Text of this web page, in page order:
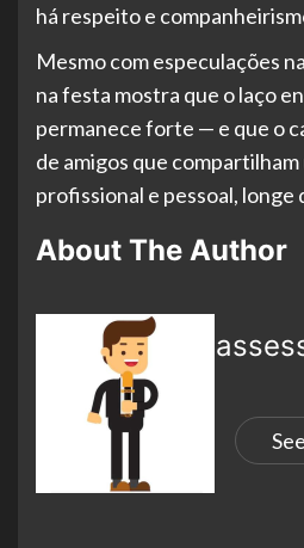
há respeito e
Mesmo com especulações
na festa mostra que o laço
permanece forte — e que o
de amigos que compartilham
profissional e pessoal, longe
About The Author